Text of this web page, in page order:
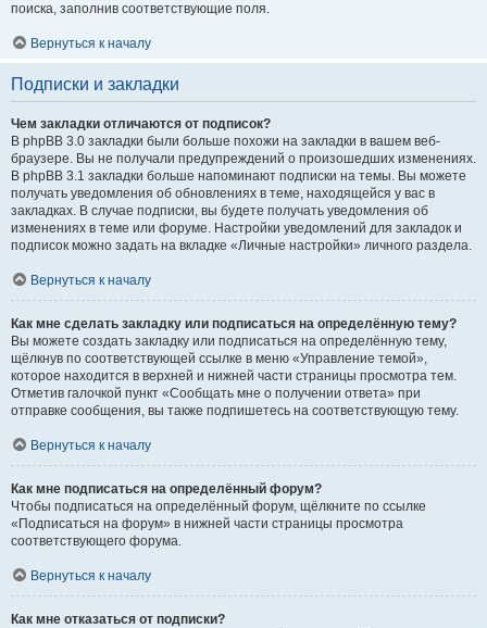
поиска, заполнив соответствующие поля.
Вернуться к началу
Подписки и закладки
Чем закладки отличаются от подписок?
В phpBB 3.0 закладки были больше похожи на закладки в вашем веб-
браузере. Вы не получали предупреждений о произошедших изменениях.
В phpBB 3.1 закладки больше напоминают подписки на темы. Вы можете
получать уведомления об обновлениях в теме, находящейся у вас в
закладках. В случае подписки, вы будете получать уведомления об
изменениях в теме или форуме. Настройки уведомлений для закладок и
подписок можно задать на вкладке «Личные настройки» личного раздела.
Вернуться к началу
Как мне сделать закладку или подписаться на определённую тему?
Вы можете создать закладку или подписаться на определённую тему,
щёлкнув по соответствующей ссылке в меню «Управление темой»,
которое находится в верхней и нижней части страницы просмотра тем.
Отметив галочкой пункт «Сообщать мне о получении ответа» при
отправке сообщения, вы также подпишетесь на соответствующую тему.
Вернуться к началу
Как мне подписаться на определённый форум?
Чтобы подписаться на определённый форум, щёлкните по ссылке
«Подписаться на форум» в нижней части страницы просмотра
соответствующего форума.
Вернуться к началу
Как мне отказаться от подписки?